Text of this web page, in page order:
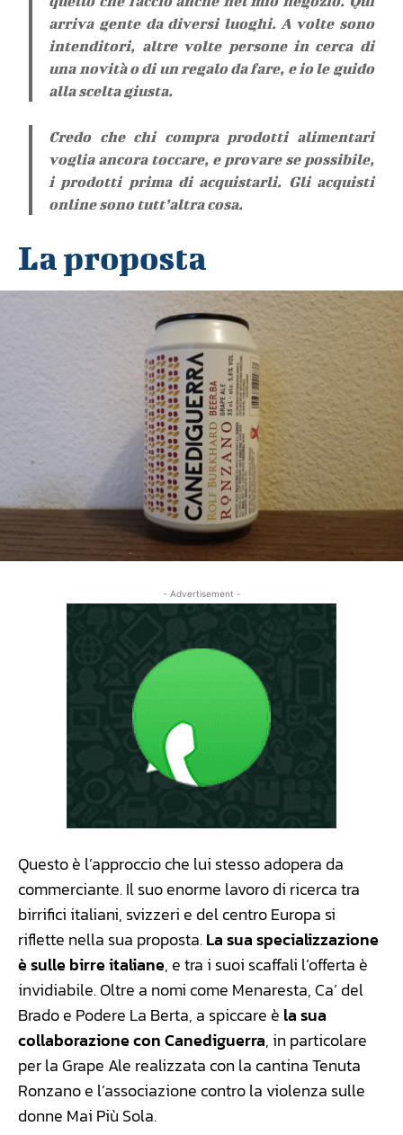
arriva gente da diversi luoghi. A volte sono
intenditori, altre volte persone in cerca di
una novità o di un regalo da fare, e io le guido
alla scelta giusta.
Credo che chi compra prodotti alimentari
voglia ancora toccare, e provare se possibile,
i prodotti prima di acquistarli. Gli acquisti
online sono tutt’altra cosa.
La proposta
- Advertisement -
Questo è l’approccio che lui stesso adopera da
commerciante. Il suo enorme lavoro di ricerca tra
birrifici italiani, svizzeri e del centro Europa si
riflette nella sua proposta.La sua specializzazione
è sulle birre italiane, e tra i suoi scaffali l’offerta è
invidiabile. Oltre a nomi come Menaresta, Ca’ del
Brado e Podere La Berta, a spiccare è la sua
collaborazione con Canediguerra, in particolare
per la Grape Ale realizzata con la cantina Tenuta
Ronzano e l’associazione contro la violenza sulle
donne Mai Più Sola.